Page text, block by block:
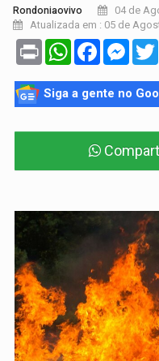
Rondoniaovivo
04 de
Atualizada em : 05 de
Print WhatsAppFacebook
Siga a gente no